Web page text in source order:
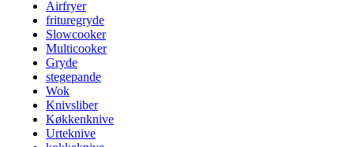
Airfryer
frituregryde
Slowcooker
Multicooker
Gryde
stegepande
Wok
Knivsliber
Køkkenknive
Urteknive